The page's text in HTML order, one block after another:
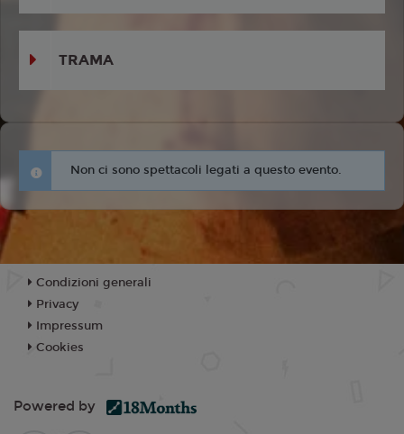
TRAMA
Non ci sono spettacoli legati a questo evento.
Condizioni generali
Privacy
Impressum
Cookies
Powered by